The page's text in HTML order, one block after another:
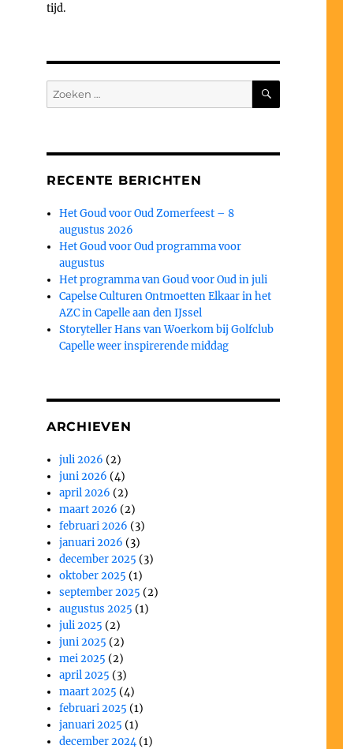
tijd.
Zoeken
naar:
ZOEKEN
RECENTE BERICHTEN
Het Goud voor Oud Zomerfeest – 8
augustus 2026
Het Goud voor Oud programma voor
augustus
Het programma van Goud voor Oud in juli
Capelse Culturen Ontmoetten Elkaar in het
AZC in Capelle aan den IJssel
Storyteller Hans van Woerkom bij Golfclub
Capelle weer inspirerende middag
ARCHIEVEN
juli 2026 (2)
juni 2026 (4)
april 2026 (2)
maart 2026 (2)
februari 2026 (3)
januari 2026 (3)
december 2025 (3)
oktober 2025 (1)
september 2025 (2)
augustus 2025 (1)
juli 2025 (2)
juni 2025 (2)
mei 2025 (2)
april 2025 (3)
maart 2025 (4)
februari 2025 (1)
januari 2025 (1)
december 2024(1)